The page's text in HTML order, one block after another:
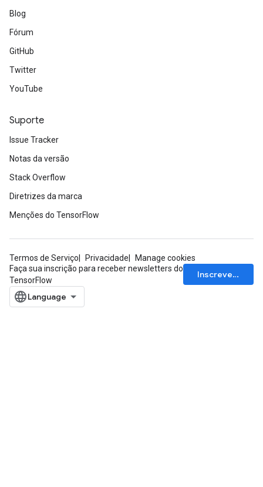
Blog
Fórum
GitHub
Twitter
YouTube
Suporte
Issue Tracker
Notas da versão
Stack Overflow
Diretrizes da marca
Menções do TensorFlow
Termos de Serviço Privacidade
Manage cookies
Faça sua inscrição para receber newsletters do
TensorFlow
Inscrever-se